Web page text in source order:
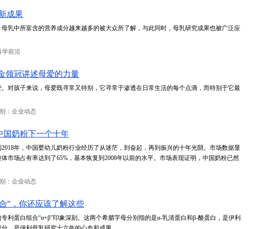
成果
乳中所富含的营养成分越来越多的被大众所了解，与此同时，母乳研究成果也被广泛应
学前沿
领冠讲述母爱的力量
对孩子来说，母爱既寻常又特别，它寻常于渗透在日常生活的每个点滴，而特别于它最
别：企业动态
国奶粉下一个十年
年，中国婴幼儿奶粉行业经历了从迷茫，到奋起，再到振兴的十年光阴。市场数据显
市场占有率达到了65%，基本恢复到2008年以前的水平。市场表现证明，中国奶粉已然
别：企业动态
”，你还应该了解这些
利蛋白组合“α+β”印象深刻。这两个希腊字母分别指的是α-乳清蛋白和β-酪蛋白，是伊利